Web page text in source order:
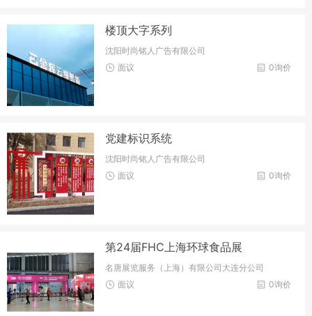
楼顶大字系列
沈阳时尚铭人广告有限公司
0询价
面议
党建标识系统
沈阳时尚铭人广告有限公司
0询价
面议
第24届FHC上海环球食品展
名唐展览服务（上海）有限公司大连分公司
0询价
面议